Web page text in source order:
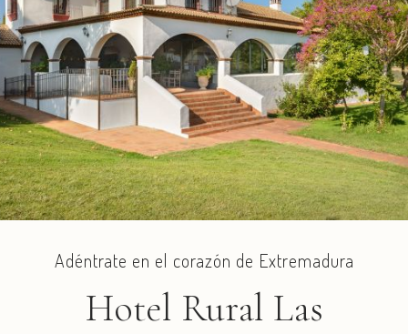
Adéntrate en el corazón de Extremadura
Hotel Rural Las